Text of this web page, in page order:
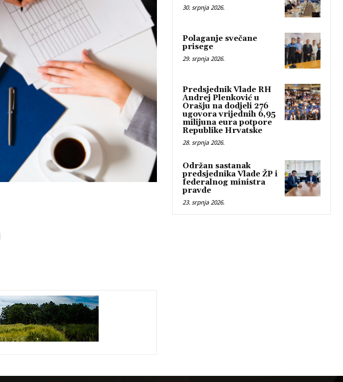
30. srpnja 2026.
Polaganje svečane
prisege
29. srpnja 2026.
Predsjednik Vlade RH
Andrej Plenković u
Orašju na dodjeli 276
ugovora vrijednih 6,95
milijuna eura potpore
Republike Hrvatske
28. srpnja 2026.
Održan sastanak
predsjednika Vlade ŽP i
federalnog ministra
pravde
23. srpnja 2026.